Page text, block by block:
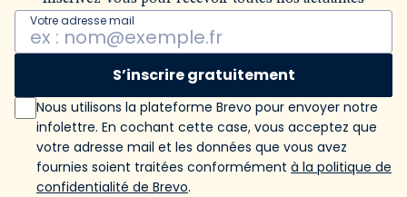
Votre adresse mail
S’inscrire gratuitement
Nous utilisons la plateforme Brevo pour envoyer notre
infolettre. En cochant cette case, vous acceptez que
votre adresse mail et les données que vous avez
fournies soient traitées conformément à la politique de
confidentialité de Brevo.